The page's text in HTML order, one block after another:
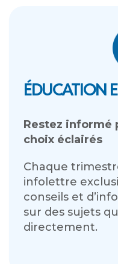
ÉDUCATION
Restez informé
choix éclairés
Chaque
infolettre
conseils et
sur des sujets
directement.